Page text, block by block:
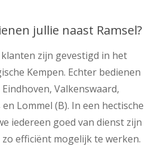
jullie naast Ramsel?
zijn gevestigd in het
Kempen. Echter bedienen
Valkenswaard,
Lommel (B). In een hectische
iedereen goed van dienst zijn
efficiënt mogelijk te werken.